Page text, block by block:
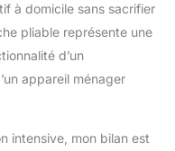
à domicile sans sacrifier
pliable représente une
d’un
appareil ménager
intensive, mon bilan est